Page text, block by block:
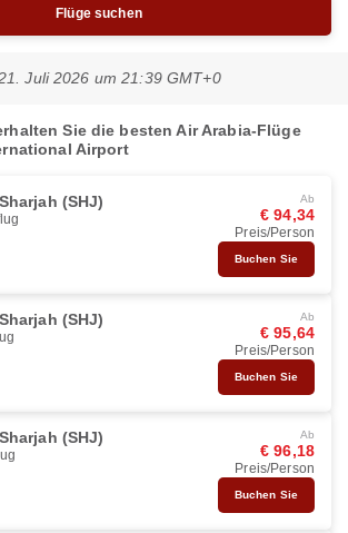
Flüge suchen
Juli 2026 um 21:39 GMT+0
Sie die besten Air Arabia-Flüge
Airport
Sharjah (SHJ) Ab
€ 94,34
Preis/Person
Buchen Sie
Sharjah (SHJ) Ab
€ 95,64
Preis/Person
Buchen Sie
Sharjah (SHJ) Ab
€ 96,18
Preis/Person
Buchen Sie